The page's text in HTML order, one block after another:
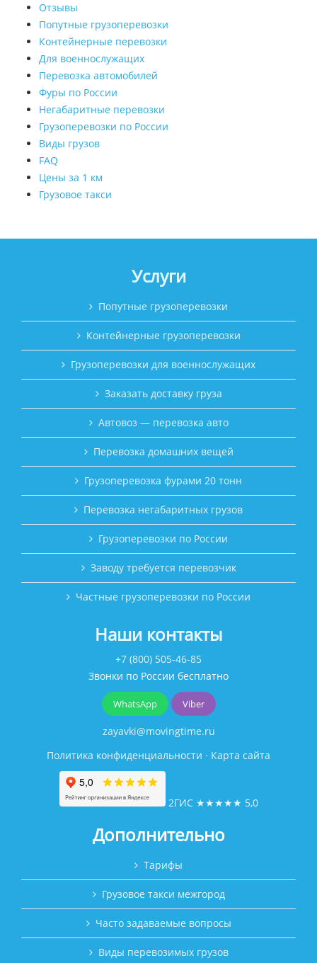
Отзывы
Попутные грузоперевозки
Контейнерные перевозки
Для военнослужащих
Перевозка автомобилей
Фуры по России
Негабаритные перевозки
Грузоперевозки по России
Виды грузов
FAQ
Цены за 1 км
Грузовое такси
Услуги
Попутные грузоперевозки
Контейнерные грузоперевозки
Грузоперевозки для военнослужащих
Заказать доставку груза
Автовоз — перевозка авто
Перевозка домашних вещей
Грузоперевозка фурами 20 тонн
Перевозка негабаритных грузов
Грузоперевозки по России
Заводу требуется перевозчик
Частные грузоперевозки по России
Наши контакты
+7 (800) 505-46-85
Звонки по России бесплатно
WhatsApp Viber
zayavki@movingtime.ru
Политика конфиденциальности · Карта сайта
2ГИС ★★★★★ 5,0
Дополнительно
Тарифы
Грузовое такси межгород
Часто задаваемые вопросы
Виды перевозимых грузов